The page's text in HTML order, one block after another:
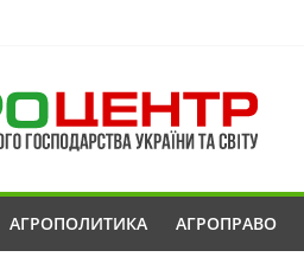
АГРОПОЛИТИКА АГРОПРАВО